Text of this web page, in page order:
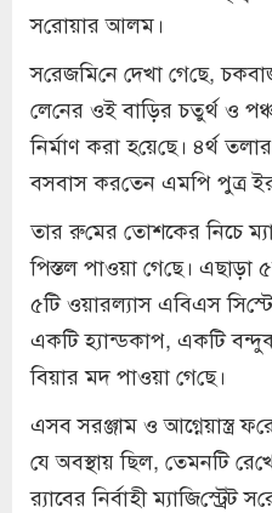
স‌রোয়ার আলম।
স‌রেজ‌মি‌নে দেখা গে‌ছে,
লে‌নের ওই বা‌ড়ির চতুর্থ ও
নির্মাণ করা হ‌য়ে‌ছে। ৪র্থ
বসবাস কর‌তেন এম‌পি পুত্র
তার রু‌মের তোশকের নিচে
পিস্তল পাওয়া গে‌ছে। এছাড়া
৫‌টি ওয়ারল্যাস এ‌বিএস
এক‌টি হ্যান্ডকাপ, এক‌টি
বিয়ার মদ পাওয়া গে‌ছে।
এসব সরঞ্জাম ও আগ্নেয়াস্ত্র
যে অবস্থায় ছিল, তেমন‌টি
র‌্যাবের নির্বাহী ম্যা‌জি‌স্ট্রেট